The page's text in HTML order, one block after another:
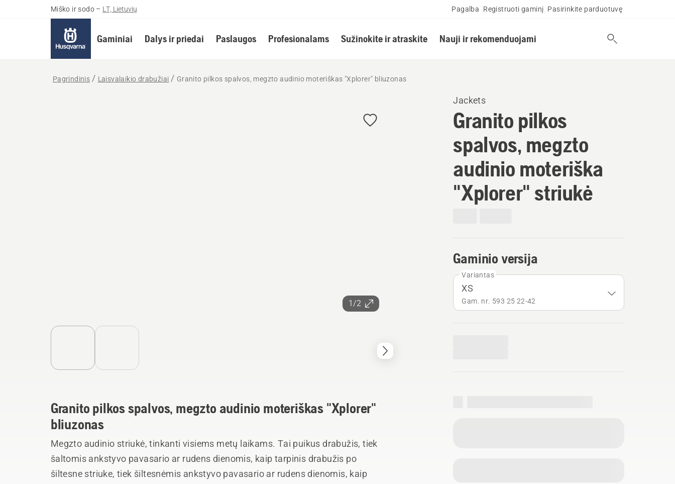
Miško ir sodo – LT, Lietuvių Pagalba Registruoti gaminį Pasirinkite parduotuvę
Gaminiai Dalys ir priedai Paslaugos Profesionalams Sužinokite ir atraskite Nauji ir rekomenduojami
Pagrindinis Laisvalaikio drabužiai Granito pilkos spalvos, megzto audinio moteriškas "Xplorer" bliuzonas
1/2
Jackets
Granito pilkos
spalvos, megzto
audinio moteriška
"Xplorer" striukė
Gaminio versija
Variantas
XS
Gam. nr. 593 25 22‑42
Granito pilkos spalvos, megzto audinio moteriškas "Xplorer"
bliuzonas
Megzto audinio striukė, tinkanti visiems metų laikams. Tai puikus drabužis, tiek
šaltomis ankstyvo pavasario ar rudens dienomis, kaip tarpinis drabužis po
šiltesne striuke, tiek šiltesnėmis ankstyvo pavasario ar rudens dienomis, kaip